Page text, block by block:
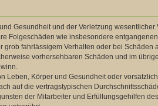
Gesundheit und der Verletzung
Folgeschäden wie insbesondere entgangenen
fahrlässigem Verhalten oder bei
vorhersehbaren Schäden und im
Leben, Körper und Gesundheit oder
auf die vertragstypischen
der Mitarbeiter und Erfüllungsgehilfen